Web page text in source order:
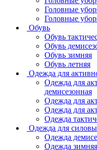
Головные
Головные
Обувь
Обувь
Обувь
Обувь зимняя
Обувь летняя
Одежда для
Одежда для
демисезонная
Одежда для
Одежда для
Одежда
Одежда для
Одежда
Одежда